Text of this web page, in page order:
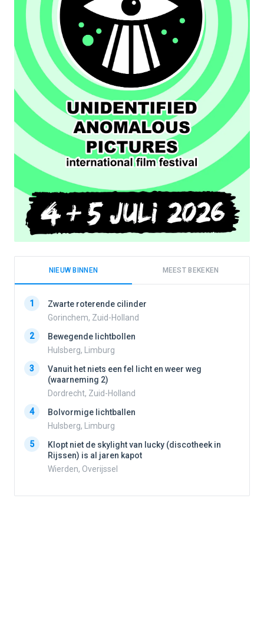
NIEUW BINNEN MEEST BEKEKEN
1
Zwarte roterende cilinder
Gorinchem, Zuid-Holland
2
Bewegende lichtbollen
Hulsberg, Limburg
3
Vanuit het niets een fel licht en weer weg
(waarneming 2)
Dordrecht, Zuid-Holland
4
Bolvormige lichtballen
Hulsberg, Limburg
5
Klopt niet de skylight van lucky (discotheek in
Rijssen) is al jaren kapot
Wierden, Overijssel